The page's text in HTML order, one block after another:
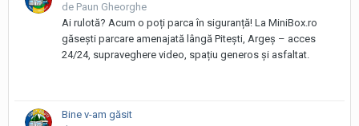
de Paun Gheorghe
Ai rulotă? Acum o poți parca în siguranță! La MiniBox.ro
găsești parcare amenajată lângă Pitești, Argeș – acces
24/24, supraveghere video, spațiu generos și asfaltat.
Bine v-am găsit